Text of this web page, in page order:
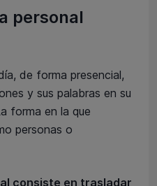
personal
de forma presencial,
y sus palabras en su
forma en la que
personas o
consiste en trasladar